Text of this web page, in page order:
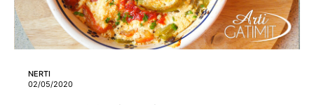
NERTI
02/05/2020